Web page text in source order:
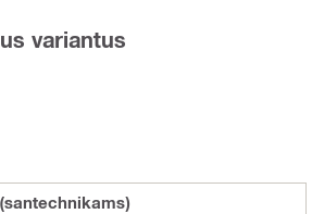
variantus